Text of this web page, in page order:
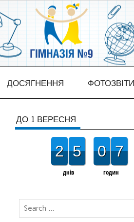
ДОСЯГНЕННЯ ФОТОЗВІТИ
ДО 1 ВЕРЕСНЯ
2 5
днів
0 7
годин